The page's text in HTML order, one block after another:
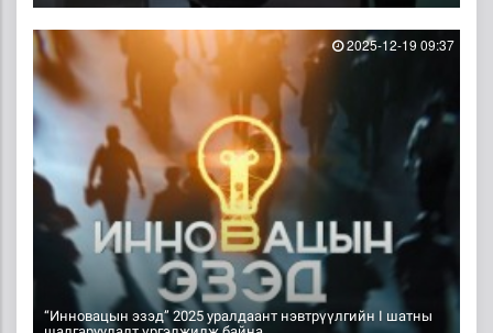
“Инновацын эзэд” 2025 уралдаант нэвтрүүлгийн I шатны
2025-12-19 09:37